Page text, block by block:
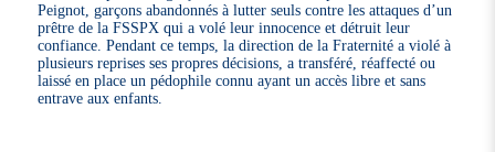
Peignot, garçons abandonnés à lutter seuls contre les attaques d’un
prêtre de la FSSPX qui a volé leur innocence et détruit leur
confiance. Pendant ce temps, la direction de la Fraternité a violé à
plusieurs reprises ses propres décisions, a transféré, réaffecté ou
laissé en place un pédophile connu ayant un accès libre et sans
entrave aux enfants.